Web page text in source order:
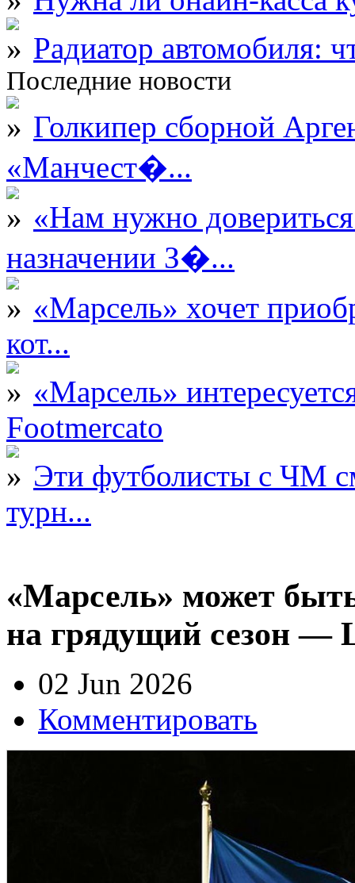
Радиатор автомобиля:
Последние новости
Голкипер сборной
«Манчест�...
«Нам нужно
назначении З�...
«Марсель» хочет
кот...
«Марсель»
Footmercato
Эти футболисты с ЧМ
турн...
«Марсель» может
на грядущий сезон —
02 Jun 2026
Комментировать